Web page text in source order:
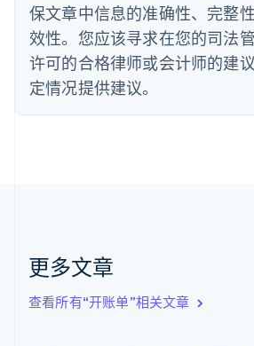
保文章中信息的准确性、完整
效性。您应该寻求在您的司法
许可的合格律师或会计师的建
定情况提供建议。
更多文章
查看所有“开账单”相关文章
法国
Français English
芬兰
English Svenska
荷兰
立陶宛
列支敦士登